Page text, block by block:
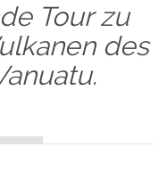
Tour zu
des